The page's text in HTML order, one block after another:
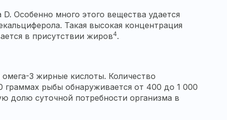
Особенно много этого вещества удается
Такая высокая концентрация
в присутствии жиров4.
3 жирные кислоты. Количество
граммах рыбы обнаруживается от 400 до 1 000
долю суточной потребности организма в